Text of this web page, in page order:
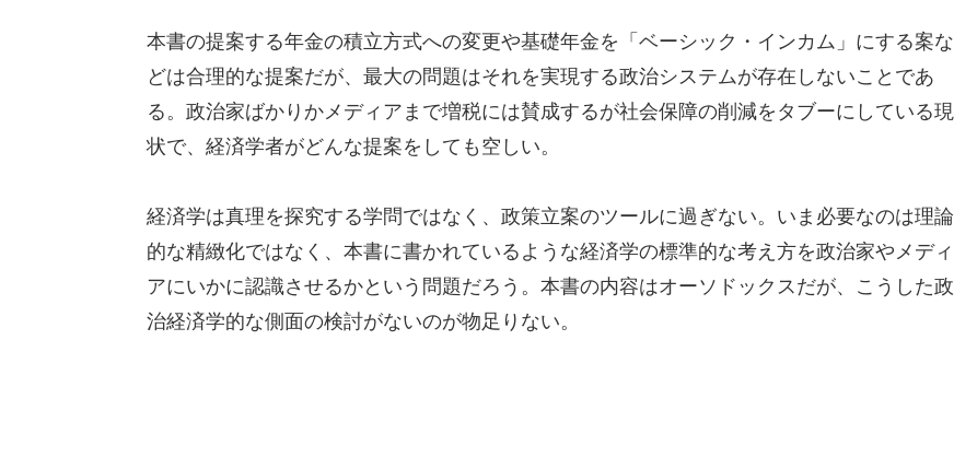
本書の提案する年金の積立方式への変更や基礎年金を「ベーシック・インカム」にする案な
どは合理的な提案だが、最大の問題はそれを実現する政治システムが存在しないことであ
る。政治家ばかりかメディアまで増税には賛成するが社会保障の削減をタブーにしている現
状で、経済学者がどんな提案をしても空しい。
経済学は真理を探究する学問ではなく、政策立案のツールに過ぎない。いま必要なのは理論
的な精緻化ではなく、本書に書かれているような経済学の標準的な考え方を政治家やメディ
アにいかに認識させるかという問題だろう。本書の内容はオーソドックスだが、こうした政
治経済学的な側面の検討がないのが物足りない。